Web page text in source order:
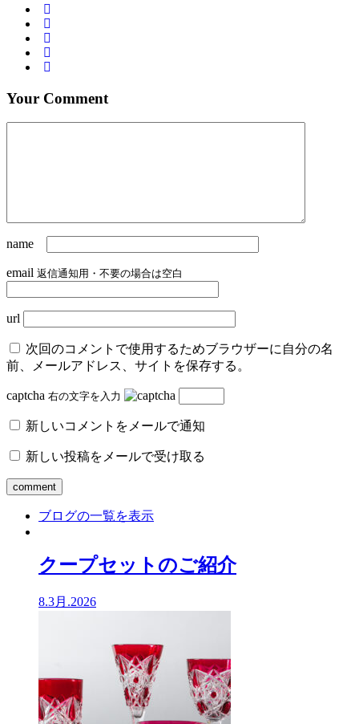
Your Comment
name
email 返信通知用・不要の場合は空白
url
次回のコメントで使用するためブラウザーに自分の名
前、メールアドレス、サイトを保存する。
captcha 右の文字を入力
新しいコメントをメールで通知
新しい投稿をメールで受け取る
ブログの一覧を表示
クープセットのご紹介
8.3月.2026